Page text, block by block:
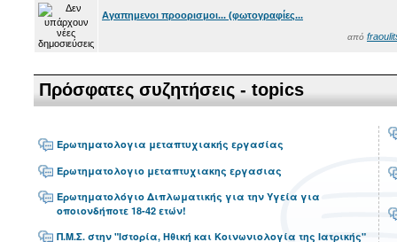
Αγαπημενοι προορισμοι... (φωτογραφίες...
από
Πρόσφατες συζητήσεις - topics
Ερωτηματολογια μεταπτυχιακής εργασίας
Ερωτηματολογιο μεταπτυχιακης εργασιας
Ερωτηματολόγιο Διπλωματικής για την Υγεία για
οποιονδήποτε 18-42 ετών!
Π.Μ.Σ. στην "Ιστορία, Ηθική και Κοινωνιολογία της Ιατρικής"